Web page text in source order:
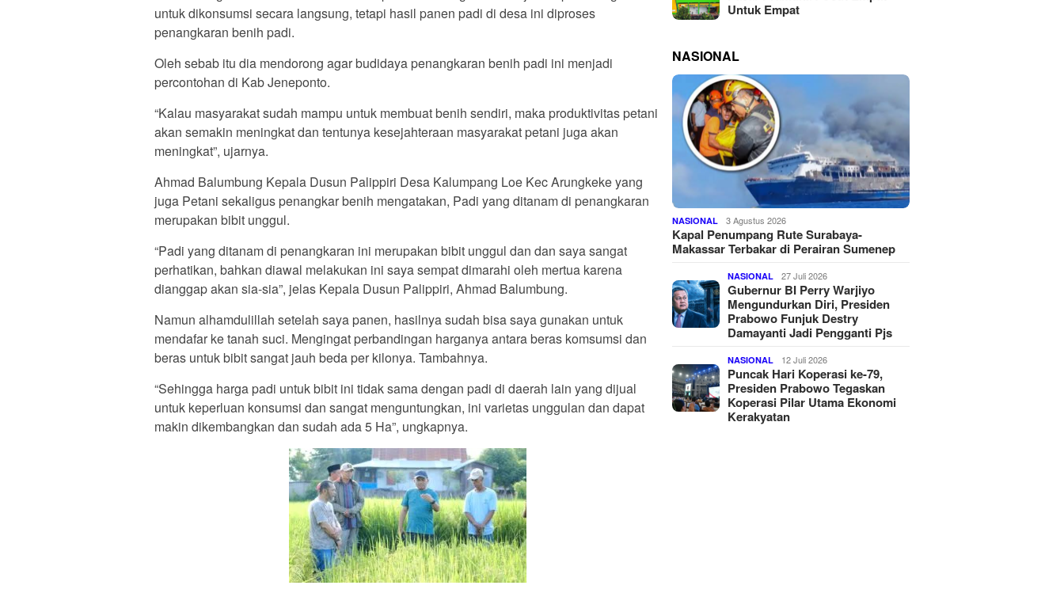
untuk dikonsumsi secara langsung, tetapi hasil panen padi di desa ini diproses
penangkaran benih padi.
Oleh sebab itu dia mendorong agar budidaya penangkaran benih padi ini menjadi
percontohan di Kab Jeneponto.
“Kalau masyarakat sudah mampu untuk membuat benih sendiri, maka produktivitas petani
akan semakin meningkat dan tentunya kesejahteraan masyarakat petani juga akan
meningkat”, ujarnya.
Ahmad Balumbung Kepala Dusun Palippiri Desa Kalumpang Loe Kec Arungkeke yang
juga Petani sekaligus penangkar benih mengatakan, Padi yang ditanam di penangkaran
merupakan bibit unggul.
“Padi yang ditanam di penangkaran ini merupakan bibit unggul dan dan saya sangat
perhatikan, bahkan diawal melakukan ini saya sempat dimarahi oleh mertua karena
dianggap akan sia-sia”, jelas Kepala Dusun Palippiri, Ahmad Balumbung.
Namun alhamdulillah setelah saya panen, hasilnya sudah bisa saya gunakan untuk
mendafar ke tanah suci. Mengingat perbandingan harganya antara beras komsumsi dan
beras untuk bibit sangat jauh beda per kilonya. Tambahnya.
“Sehingga harga padi untuk bibit ini tidak sama dengan padi di daerah lain yang dijual
untuk keperluan konsumsi dan sangat menguntungkan, ini varietas unggulan dan dapat
makin dikembangkan dan sudah ada 5 Ha”, ungkapnya.
Untuk Empat
NASIONAL
NASIONAL 3 Agustus 2026
Kapal Penumpang Rute Surabaya-
Makassar Terbakar di Perairan Sumenep
NASIONAL 27 Juli 2026
Gubernur BI Perry Warjiyo
Mengundurkan Diri, Presiden
Prabowo Funjuk Destry
Damayanti Jadi Pengganti Pjs
NASIONAL 12 Juli 2026
Puncak Hari Koperasi ke-79,
Presiden Prabowo Tegaskan
Koperasi Pilar Utama Ekonomi
Kerakyatan